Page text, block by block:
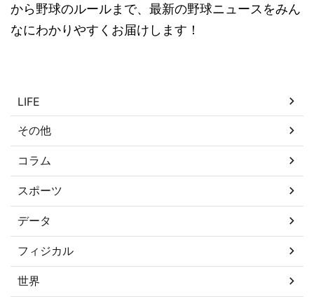
から野球のルールまで、最新の野球ニュースをみん
なにわかりやすくお届けします！
LIFE
その他
コラム
スポーツ
データ
フィジカル
世界